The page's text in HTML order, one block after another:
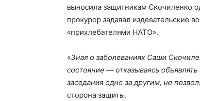
выносила защитникам Скочиленко
прокурор задавал издевательские
«прихлебателями НАТО».
«Зная о заболеваниях Саши
состояние — отказываясь
заседания одно за другим, не
сторона защиты.